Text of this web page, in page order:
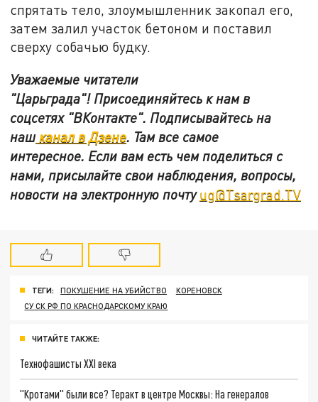
спрятать тело, злоумышленник закопал его,
затем залил участок бетоном и поставил
сверху собачью будку.
Уважаемые читатели
"Царьграда"! Присоединяйтесь к нам в
соцсетях "ВКонтакте". Подписывайтесь на
нашканал в Дзене. Там все самое
интересное. Если вам есть чем поделиться с
нами, присылайте свои наблюдения, вопросы,
новости на электронную почтуug@Tsargrad.TV
ТЕГИ: ПОКУШЕНИЕ НА УБИЙСТВО
КОРЕНОВСК
СУ СК РФ ПО КРАСНОДАРСКОМУ КРАЮ
ЧИТАЙТЕ ТАКЖЕ:
Технофашисты XXI века
"Кротами" были все? Теракт в центре Москвы: На генералов